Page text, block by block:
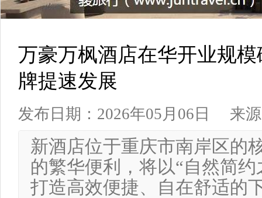
万豪万枫酒店在华开业规
牌提速发展
发布日期：2026年05月06日 来源
新酒店位于重庆市南岸区的
的繁华便利，将以“自然简
打造高效便捷、自在舒适的